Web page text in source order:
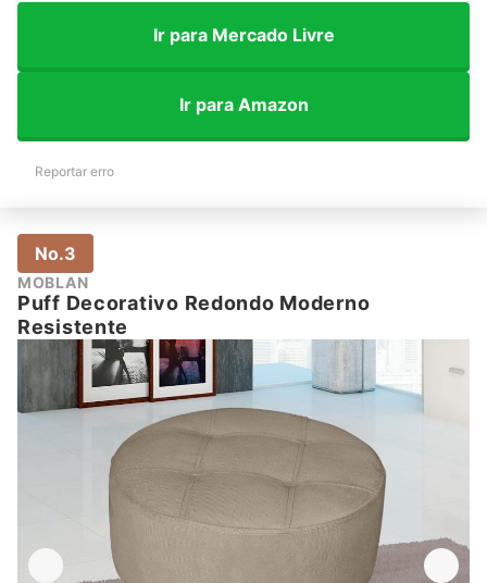
Ir para Mercado Livre
Ir para Amazon
Reportar erro
No.3
MOBLAN
Puff Decorativo Redondo Moderno
Resistente